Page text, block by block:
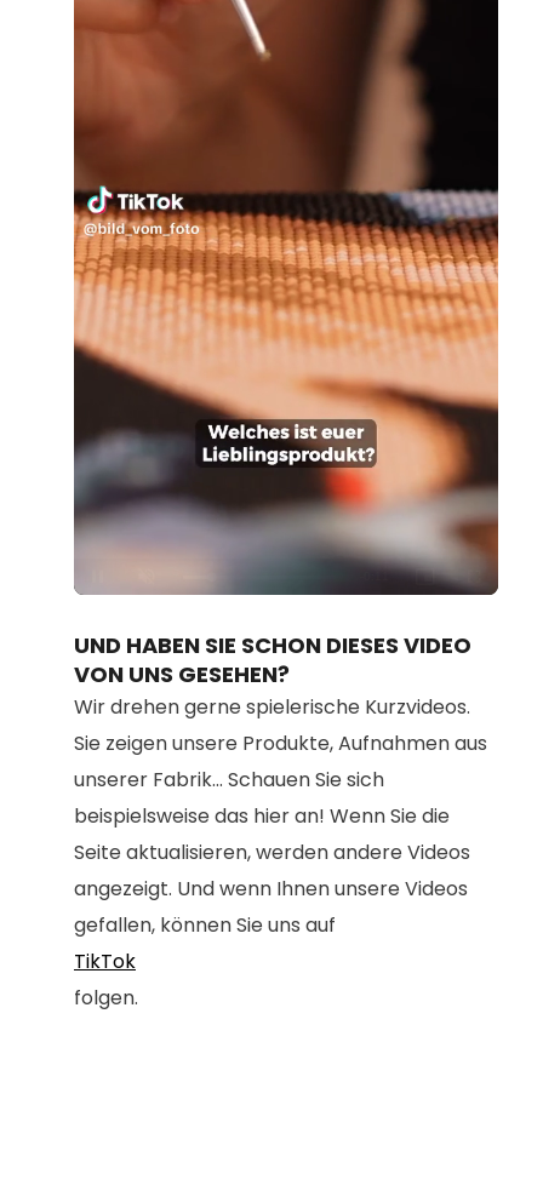
100.00%
UND HABEN SIE SCHON DIESES VIDEO
VON UNS GESEHEN?
Wir drehen gerne spielerische Kurzvideos.
Sie zeigen unsere Produkte, Aufnahmen aus
unserer Fabrik... Schauen Sie sich
beispielsweise das hier an! Wenn Sie die
Seite aktualisieren, werden andere Videos
angezeigt. Und wenn Ihnen unsere Videos
gefallen, können Sie uns auf
TikTok
folgen.